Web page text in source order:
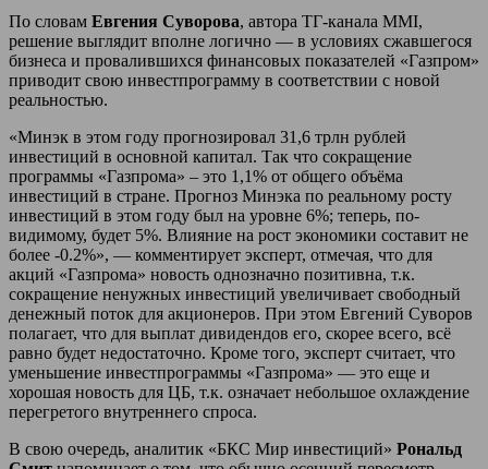
По словам Евгения Суворова, автора ТГ-канала MMI,
решение выглядит вполне логично — в условиях сжавшегося
бизнеса и провалившихся финансовых показателей «Газпром»
приводит свою инвестпрограмму в соответствии с новой
реальностью.
«Минэк в этом году прогнозировал 31,6 трлн рублей
инвестиций в основной капитал. Так что сокращение
программы «Газпрома» – это 1,1% от общего объёма
инвестиций в стране. Прогноз Минэка по реальному росту
инвестиций в этом году был на уровне 6%; теперь, по-
видимому, будет 5%. Влияние на рост экономики составит не
более -0.2%», — комментирует эксперт, отмечая, что для
акций «Газпрома» новость однозначно позитивна, т.к.
сокращение ненужных инвестиций увеличивает свободный
денежный поток для акционеров. При этом Евгений Суворов
полагает, что для выплат дивидендов его, скорее всего, всё
равно будет недостаточно. Кроме того, эксперт считает, что
уменьшение инвестпрограммы «Газпрома» — это еще и
хорошая новость для ЦБ, т.к. означает небольшое охлаждение
перегретого внутреннего спроса.
В свою очередь, аналитик «БКС Мир инвестиций» Рональд